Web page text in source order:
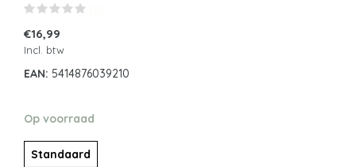
€16,99
Incl. btw
EAN: 5414876039210
Op voorraad
Standaard